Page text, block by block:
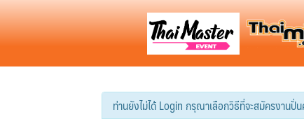
ท่านยังไม่ได้ Login กรุณาเลือกวิธีที่จะสมัครงานปั่